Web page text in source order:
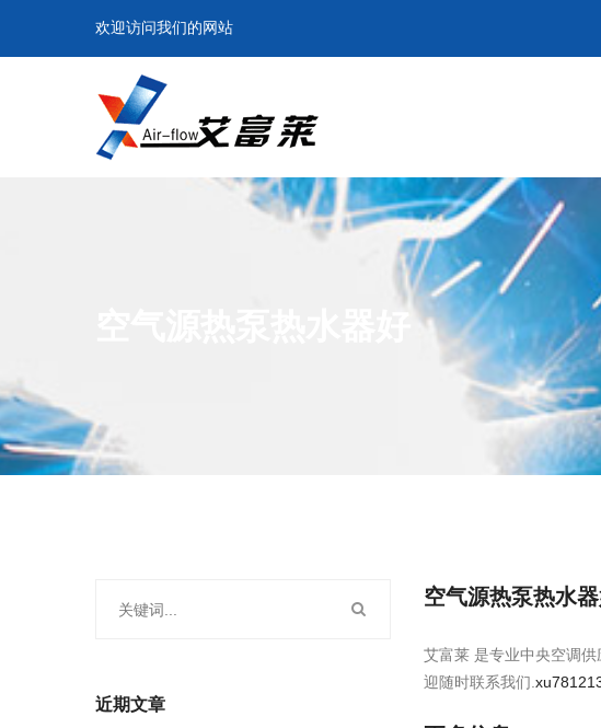
欢迎访问我们的网站
空气源热泵热水
艾富莱 是专业中央空调
迎随时联系我们.
近期文章